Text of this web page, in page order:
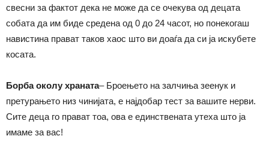
свесни за фактот дека не може да се очекува од децата
собата да им биде средена од 0 до 24 часот, но понекогаш
навистина прават таков хаос што ви доаѓа да си ја искубете
косата.
Борба околу храната– Броењето на залчиња зеенук и
претурањето низ чинијата, е најдобар тест за вашите нерви.
Сите деца го прават тоа, ова е единствената утеха што ја
имаме за вас!